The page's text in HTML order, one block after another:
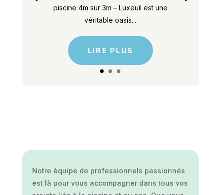
piscine 4m sur 3m – Luxeuil est une
véritable oasis...
LIRE PLUS
Notre équipe de professionnels passionnés
est là pour vous accompagner dans tous vos